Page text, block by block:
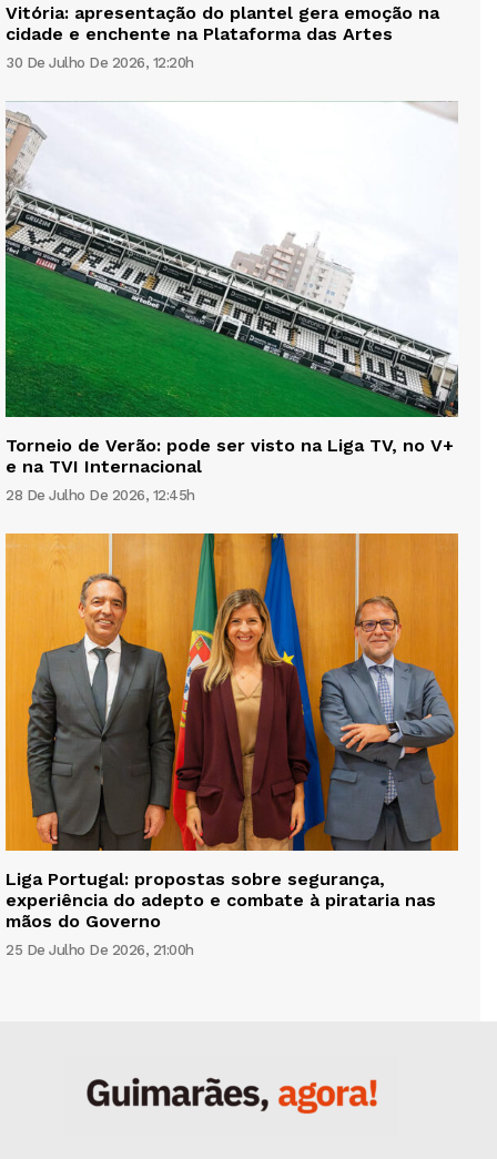
Vitória: apresentação do plantel gera emoção na
cidade e enchente na Plataforma das Artes
30 De Julho De 2026, 12:20h
Torneio de Verão: pode ser visto na Liga TV, no V+
e na TVI Internacional
28 De Julho De 2026, 12:45h
Liga Portugal: propostas sobre segurança,
experiência do adepto e combate à pirataria nas
mãos do Governo
25 De Julho De 2026, 21:00h